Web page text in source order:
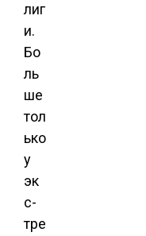
лиг
и.
Бо
ль
ше
тол
ько
у
эк
с-
тре